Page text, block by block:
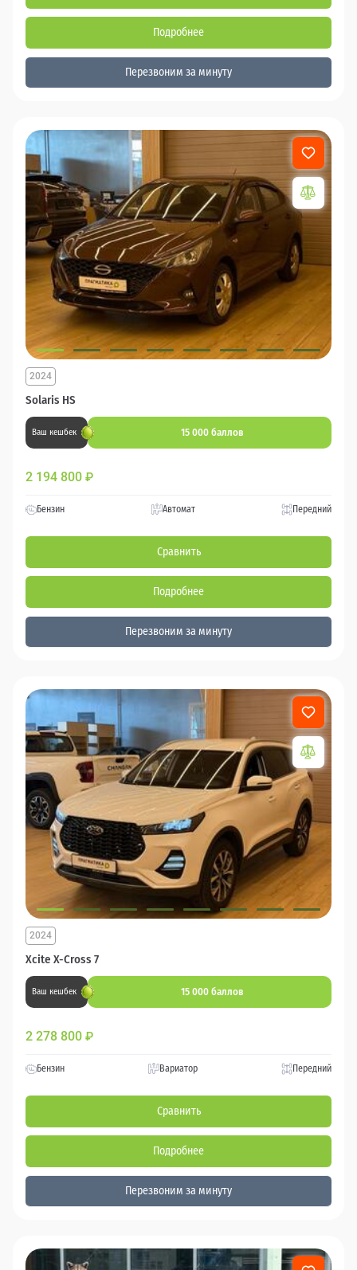
Подробнее
Перезвоним за минуту
Solaris HS
2024
Ваш кешбек 15 000 баллов
2 194 800 ₽
Бензин Автомат Передний
Сравнить
Подробнее
Перезвоним за минуту
Xcite X-Cross 7
2024
Ваш кешбек 15 000 баллов
2 278 800 ₽
Бензин Вариатор Передний
Сравнить
Подробнее
Перезвоним за минуту